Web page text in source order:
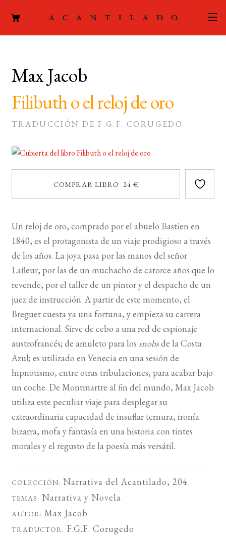
ACTUALIDAD
PODCAST
LA EDITORIAL
el
menú
hijo
CONTACTO
MI CUENTA
BUSCAR
LISTA DE LIBROS
Max Jacob
Filibuth o el reloj de oro
TRADUCCIÓN DE F.G.F. CORUGEDO
COMPRAR LIBRO 24 €
Un reloj de oro, comprado por el abuelo Bastien en
1840, es el protagonista de un viaje prodigioso a través
de los años. La joya pasa por las manos del señor
Lafleur, por las de un muchacho de catorce años que lo
revende, por el taller de un pintor y el despacho de un
juez de instrucción. A partir de este momento, el
Breguet cuesta ya una fortuna, y empieza su carrera
internacional. Sirve de cebo a una red de espionaje
austrofrancés; de amuleto para los snobsde la Costa
Azul; es utilizado en Venecia en una sesión de
hipnotismo, entre otras tribulaciones, para acabar bajo
un coche. De Montmartre al fin del mundo, Max Jacob
utiliza este peculiar viaje para desplegar su
extraordinaria capacidad de insuflar ternura, ironía
bizarra, mofa y fantasía en una historia con tintes
morales y el regusto de la poesía más versátil.
COLECCIÓN: Narrativa del Acantilado, 204
TEMAS: Narrativa y Novela
AUTOR: Max Jacob
TRADUCTOR: F.G.F. Corugedo